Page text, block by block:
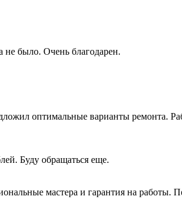
не было. Очень благодарен.
оптимальные варианты ремонта.
Буду обращаться еще.
мастера и гарантия на работы.